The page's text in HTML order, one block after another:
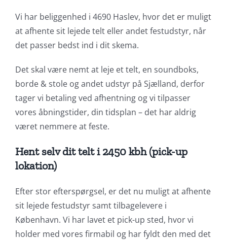
Vi har beliggenhed i 4690 Haslev, hvor det er muligt
at afhente sit lejede telt eller andet festudstyr, når
det passer bedst ind i dit skema.
Det skal være nemt at leje et telt, en soundboks,
borde & stole og andet udstyr på Sjælland, derfor
tager vi betaling ved afhentning og vi tilpasser
vores åbningstider, din tidsplan – det har aldrig
været nemmere at feste.
Hent selv dit telt i 2450 kbh (pick-up
lokation)
Efter stor efterspørgsel, er det nu muligt at afhente
sit lejede festudstyr samt tilbagelevere i
København. Vi har lavet et pick-up sted, hvor vi
holder med vores firmabil og har fyldt den med det